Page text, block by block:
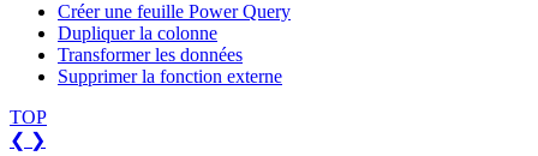
Créer une feuille Power Query
Dupliquer la colonne
Transformer les données
Supprimer la fonction externe
TOP
❮ ❯